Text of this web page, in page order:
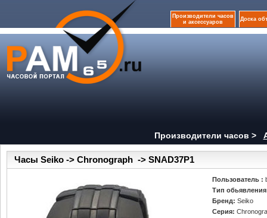
Производители часов
и аксессуаров
Доска
Производители часов >
Часы Seiko -> Chronograph -> SNAD37P1
Пользователь :
Тип
Бренд:Seiko
Серия: